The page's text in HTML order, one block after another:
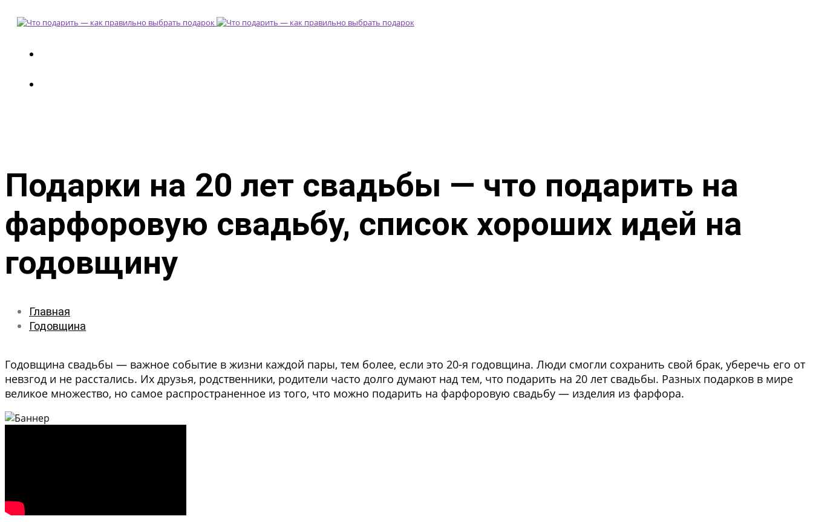
Подарки на 20 лет свадьбы — что подарить на
фарфоровую свадьбу, список хороших идей на
годовщину
Главная
Годовщина
Годовщина свадьбы — важное событие в жизни каждой пары, тем более, если это 20-я годовщина. Люди смогли сохранить свой брак, уберечь его от
невзгод и не расстались. Их друзья, родственники, родители часто долго думают над тем, что подарить на 20 лет свадьбы. Разных подарков в мире
великое множество, но самое распространенное из того, что можно подарить на фарфоровую свадьбу — изделия из фарфора.